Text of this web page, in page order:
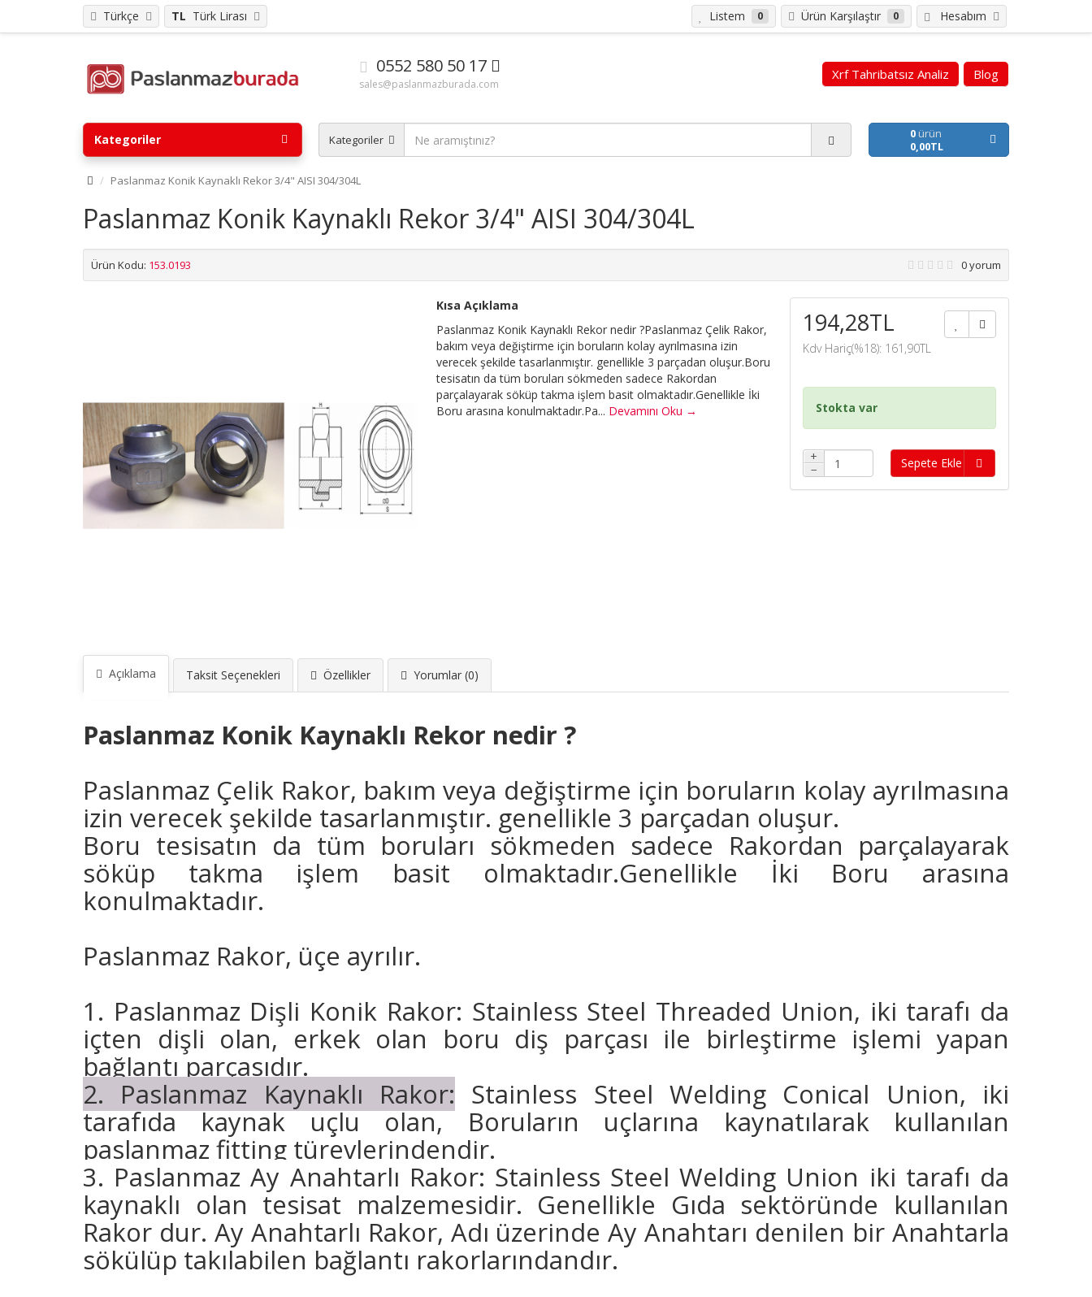
Türkçe TL Türk Lirası Hesabım
Listem 0 Ürün Karşılaştır 0
0552 580 50 17
sales@paslanmazburada.com
Xrf Tahribatsız Analiz Blog
Kategoriler 0ürün
0,00TL
Kategoriler
Paslanmaz Konik Kaynaklı Rekor 3/4" AISI 304/304L
Paslanmaz Konik Kaynaklı Rekor 3/4" AISI 304/304L
Ürün Kodu: 153.0193 0 yorum
Kısa Açıklama
Paslanmaz Konik Kaynaklı Rekor nedir ?Paslanmaz Çelik Rakor,
bakım veya değiştirme için boruların kolay ayrılmasına izin
verecek şekilde tasarlanmıştır. genellikle 3 parçadan oluşur.Boru
tesisatın da tüm boruları sökmeden sadece Rakordan
parçalayarak söküp takma işlem basit olmaktadır.Genellikle İki
Boru arasına konulmaktadır.Pa... Devamını Oku →
194,28TL
Kdv Hariç(%18): 161,90TL
Stokta var
+
−
Sepete Ekle
Açıklama Taksit Seçenekleri Özellikler Yorumlar (0)
Paslanmaz Konik Kaynaklı Rekor nedir ?
Paslanmaz Çelik Rakor, bakım veya değiştirme için boruların kolay ayrılmasına
izin verecek şekilde tasarlanmıştır. genellikle 3 parçadan oluşur.
Boru tesisatın da tüm boruları sökmeden sadece Rakordan parçalayarak
söküp takma işlem basit olmaktadır.Genellikle İki Boru arasına
konulmaktadır.
Paslanmaz Rakor, üçe ayrılır.
1. Paslanmaz Dişli Konik Rakor: Stainless Steel Threaded Union, iki tarafı da
içten dişli olan, erkek olan boru diş parçası ile birleştirme işlemi yapan
bağlantı parçasıdır.
2. Paslanmaz Kaynaklı Rakor: Stainless Steel Welding Conical Union, iki
tarafıda kaynak uçlu olan, Boruların uçlarına kaynatılarak kullanılan
paslanmaz fitting türevlerindendir.
3. Paslanmaz Ay Anahtarlı Rakor: Stainless Steel Welding Union iki tarafı da
kaynaklı olan tesisat malzemesidir. Genellikle Gıda sektöründe kullanılan
Rakor dur. Ay Anahtarlı Rakor, Adı üzerinde Ay Anahtarı denilen bir Anahtarla
sökülüp takılabilen bağlantı rakorlarındandır.